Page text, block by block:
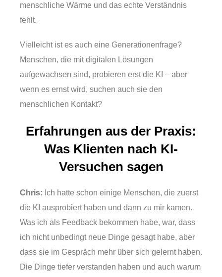
menschliche Wärme und das echte Verständnis
fehlt.
Vielleicht ist es auch eine Generationenfrage?
Menschen, die mit digitalen Lösungen
aufgewachsen sind, probieren erst die KI – aber
wenn es ernst wird, suchen auch sie den
menschlichen Kontakt?
Erfahrungen aus der Praxis:
Was Klienten nach KI-
Versuchen sagen
Chris: Ich hatte schon einige Menschen, die zuerst
die KI ausprobiert haben und dann zu mir kamen.
Was ich als Feedback bekommen habe, war, dass
ich nicht unbedingt neue Dinge gesagt habe, aber
dass sie im Gespräch mehr über sich gelernt haben.
Die Dinge tiefer verstanden haben und auch warum